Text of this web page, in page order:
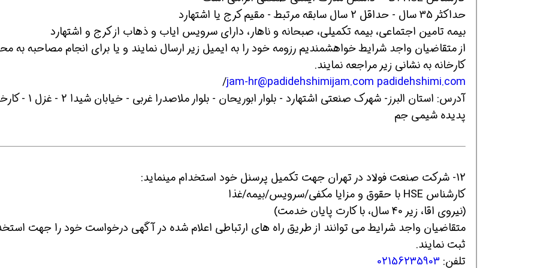
حداکثر 35 سال - حداقل 2 سال سابقه مرتبط - مقیم کرج یا اشتهارد
بیمه تامین اجتماعی، بیمه تکمیلی، صبحانه و ناهار، دارای سرویس ایاب و ذهاب از کرج و اشتهارد
از متقاضیان واجد شرایط خواهشمندیم رزومه خود را به ایمیل زیر ارسال نمایند و یا برای انجام مصاحبه به
کارخانه به نشانی زیر مراجعه نمایند.
jam-hr@padidehshimijam.com padidehshimi.com
/
آدرس: استان البرز- شهرک صنعتی اشتهارد - بلوار ابوریحان - بلوار
پدیده شیمی جم
12- شرکت صنعت فولاد در تهران جهت تکمیل پرسنل خود استخدام مینماید:
کارشناس HSE با حقوق و مزایا مکفی/سرویس/بیمه/غذا
(نیروی اقا، زیر 40 سال، با کارت پایان خدمت)
متقاضیان واجد شرایط می توانند از طریق راه های ارتباطی اعلام شده در آگهی درخواست خود را جهت
ثبت نمایند.
تلفن: 02156235903